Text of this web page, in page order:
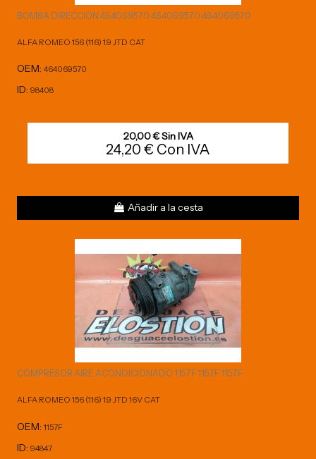
BOMBA DIRECCION 464069570 464069570 464069570
ALFA ROMEO 156 (116) 1.9 JTD CAT
OEM: 464069570
ID: 98408
20,00 € Sin IVA
24,20 € Con IVA
Añadir a la cesta
COMPRESOR AIRE ACONDICIONADO 1157F 1157F 1157F
ALFA ROMEO 156 (116) 1.9 JTD 16V CAT
OEM: 1157F
ID: 94847